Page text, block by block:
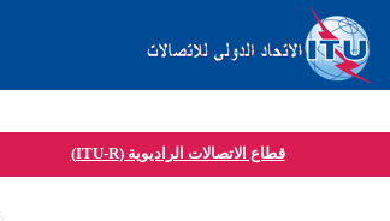
قطاع الاتصالات الراديوية (ITU-R)